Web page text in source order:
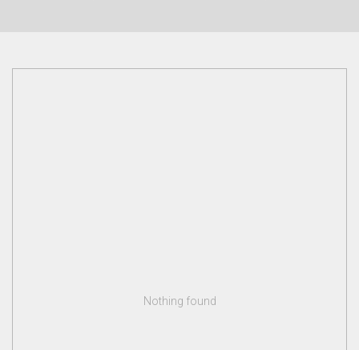
Nothing found